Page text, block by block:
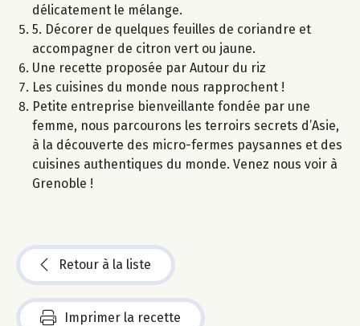
délicatement le mélange.
5. Décorer de quelques feuilles de coriandre et
accompagner de citron vert ou jaune.
Une recette proposée par Autour du riz
Les cuisines du monde nous rapprochent !
Petite entreprise bienveillante fondée par une
femme, nous parcourons les terroirs secrets d’Asie,
à la découverte des micro-fermes paysannes et des
cuisines authentiques du monde. Venez nous voir à
Grenoble !
Retour à la liste
Imprimer la recette